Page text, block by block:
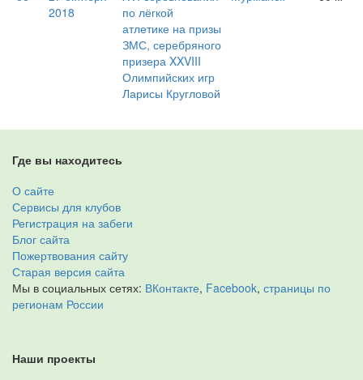
2018
по лёгкой
атлетике на призы
ЗМС, серебряного
призера XXVIII
Олимпийских игр
Ларисы Кругловой
Где вы находитесь
О сайте
Сервисы для клубов
Регистрация на забеги
Блог сайта
Пожертвования сайту
Старая версия сайта
Мы в социальных сетях: ВКонтакте, Facebook, страницы по
регионам России
Наши проекты